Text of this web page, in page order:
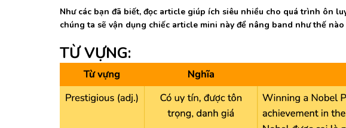
Như các bạn đã biết, đọc article giúp ích siêu nhiều cho quá trình ôn
chúng ta sẽ vận dụng chiếc article mini này để nâng band như thế nào
TỪ VỰNG: